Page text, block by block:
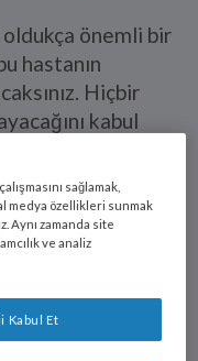
önemli bir
hastanın
Hiçbir
kabul
Buna karşılık,
getirmek
açıdan güçlü
Science, bu
ve sizi
ve önemli
sağlamak,
medya özellikleri sunmak
Aynı zamanda site
ve analiz
Kabul Et